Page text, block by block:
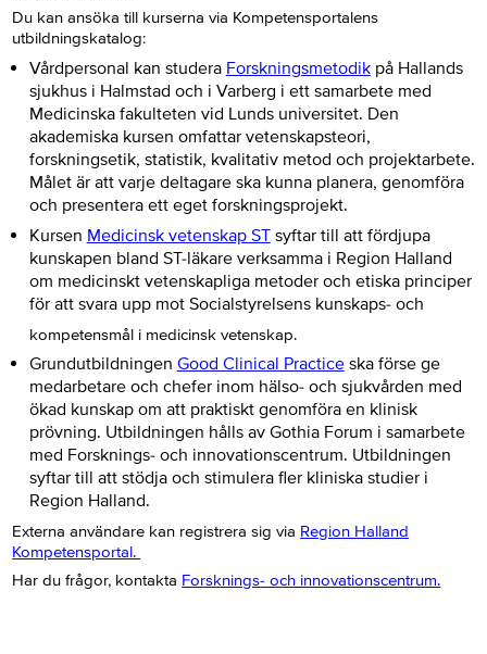
Du kan ansöka till kurserna via Kompetensportalens
utbildningskatalog:
Vårdpersonal kan studera Forskningsmetodikpå Hallands
sjukhus i Halmstad och i Varberg i ett samarbete med
Medicinska fakulteten vid Lunds universitet. Den
akademiska kursen omfattar vetenskapsteori,
forskningsetik, statistik, kvalitativ metod och projektarbete.
Målet är att varje deltagare ska kunna planera, genomföra
och presentera ett eget forskningsprojekt.
Kursen Medicinsk vetenskap STsyftar till att fördjupa
kunskapen bland ST-läkare verksamma i Region Halland
om medicinskt vetenskapliga metoder och etiska principer
för att svara upp mot Socialstyrelsens kunskaps- och
kompetensmål i medicinsk vetenskap.
Grundutbildningen Good Clinical Practiceska förse ge
medarbetare och chefer inom hälso- och sjukvården med
ökad kunskap om att praktiskt genomföra en klinisk
prövning. Utbildningen hålls av Gothia Forum i samarbete
med Forsknings- och innovationscentrum. Utbildningen
syftar till att stödja och stimulera fler kliniska studier i
Region Halland.
Externa användare kan registrera sig via Region Halland
Kompetensportal.
Har du frågor, kontakta Forsknings- och innovationscentrum.